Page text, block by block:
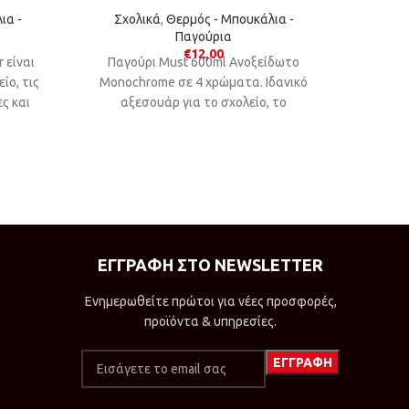
-
τις
και
Σχολικά, Θερμός - Μπουκάλια -
Παγούρια
€12,00
Παγούρι Must 600ml Ανοξείδωτο
Monochrome σε 4 χρώματα. Ιδανικό
αξεσουάρ για το σχολείο, το
ΕΓΓΡΑΦΗ ΣΤΟ NEWSLETTER
Ενημερωθείτε πρώτοι για νέες προσφορές,
προϊόντα & υπηρεσίες.